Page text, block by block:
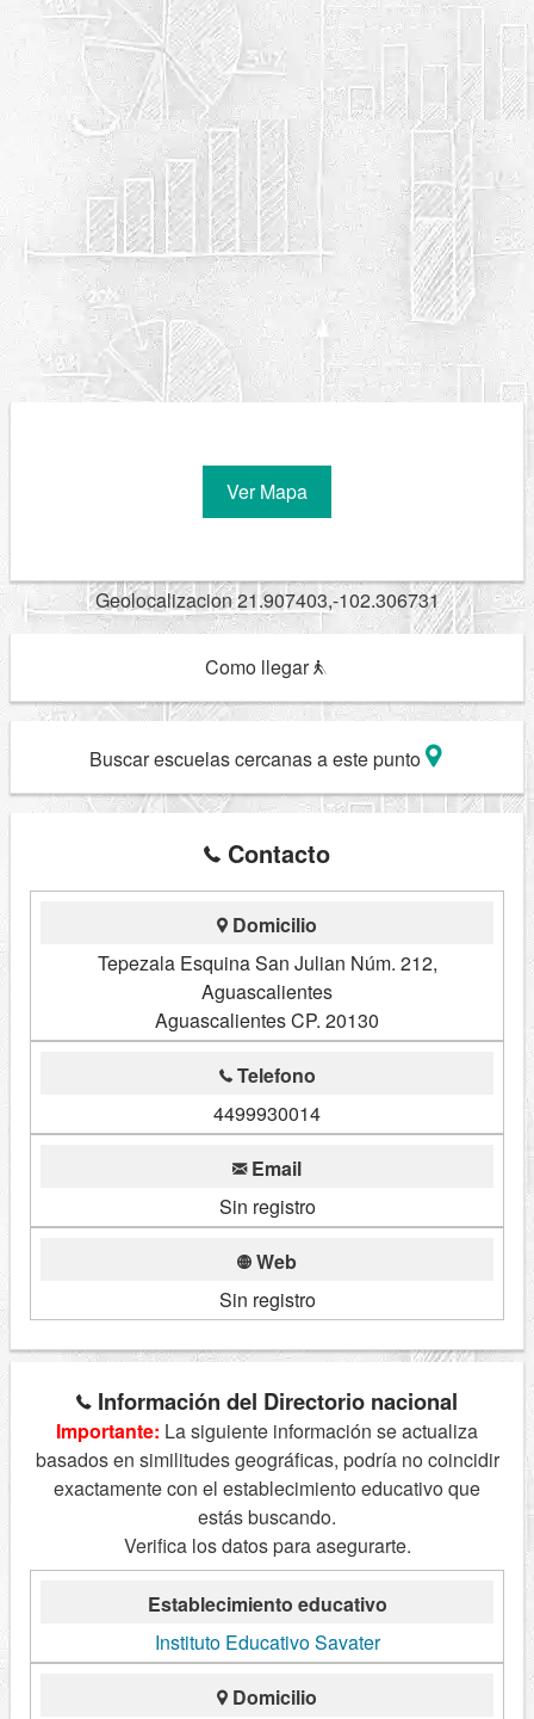
Ver Mapa
Geolocalizacion 21.907403,-102.306731
Como llegar
Buscar escuelas cercanas a este punto
Contacto
Domicilio
Tepezala Esquina San Julian Núm. 212,
Aguascalientes
Aguascalientes CP. 20130
Telefono
4499930014
Email
Sin registro
Web
Sin registro
Información del Directorio nacional
Importante: La siguiente información se actualiza
basados en similitudes geográficas, podría no coincidir
exactamente con el establecimiento educativo que
estás buscando.
Verifica los datos para asegurarte.
Establecimiento educativo
Instituto Educativo Savater
Domicilio